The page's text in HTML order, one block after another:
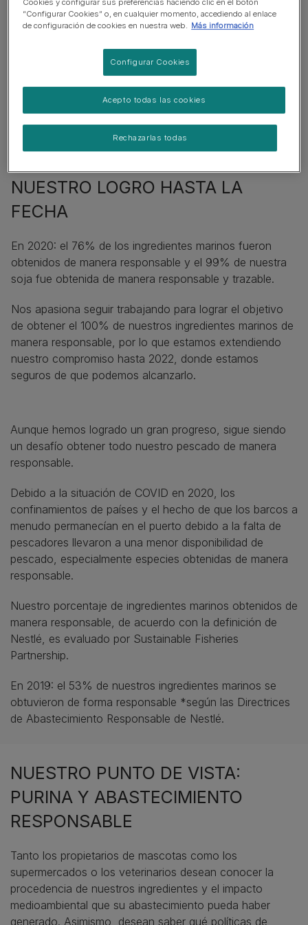
NUESTRO LOGRO HASTA LA
FECHA
En 2020: el 76% de los ingredientes marinos fueron
obtenidos de manera responsable y el 99% de nuestra
soja fue obtenida de manera responsable y trazable.
Nos apasiona seguir trabajando para lograr el objetivo
de obtener el 100% de nuestros ingredientes marinos de
manera responsable, por lo que estamos extendiendo
nuestro compromiso hasta 2022, donde estamos
seguros de que podemos alcanzarlo.
Aunque hemos logrado un gran progreso, sigue siendo
un desafío obtener todo nuestro pescado de manera
responsable.
Debido a la situación de COVID en 2020, los
confinamientos de países y el hecho de que los barcos a
menudo permanecían en el puerto debido a la falta de
pescadores llevaron a una menor disponibilidad de
pescado, especialmente especies obtenidas de manera
responsable.
Nuestro porcentaje de ingredientes marinos obtenidos de
manera responsable, de acuerdo con la definición de
Nestlé, es evaluado por Sustainable Fisheries
Partnership.
En 2019: el 53% de nuestros ingredientes marinos se
obtuvieron de forma responsable *según las Directrices
de Abastecimiento Responsable de Nestlé.
NUESTRO PUNTO DE VISTA:
PURINA Y ABASTECIMIENTO
RESPONSABLE
Tanto los propietarios de mascotas como los
supermercados o los veterinarios desean conocer la
procedencia de nuestros ingredientes y el impacto
medioambiental que su abastecimiento pueda haber
generado. Asimismo, desean saber qué políticas de
“Configurar Cookies” o, en cualquier momento, accediendo al enlace
de configuración de cookies en nuestra web.
Más información
Configurar Cookies
Rechazarlas todas
Acepto todas las cookies